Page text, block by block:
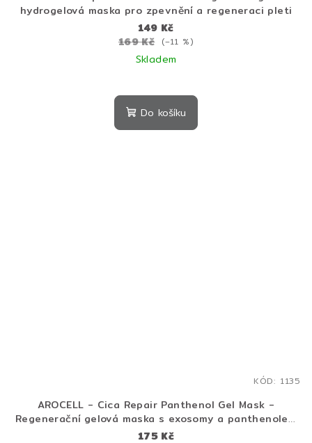
hydrogelová maska pro zpevnění a regeneraci pleti
149 Kč
169 Kč (–11 %)
Skladem
Do košíku
AROCELL - Cica Repair Panthenol Gel Mask -
Regenerační gelová maska s exosomy a panthenolem
25 g
175 Kč
KÓD: 1135